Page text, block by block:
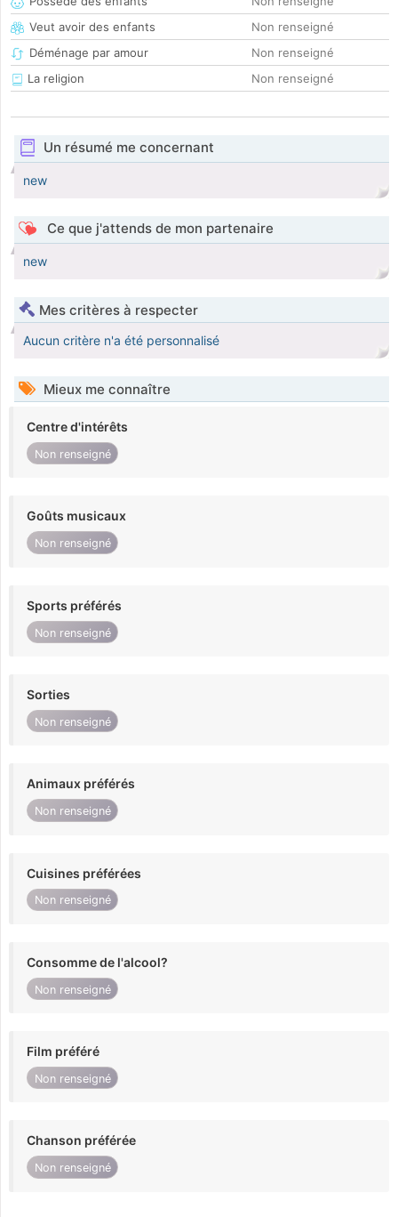
Veut avoir des enfants
Non renseigné
Déménage par amour
Non renseigné
La religion
Non renseigné
Un résumé me concernant
new
Ce que j'attends de mon partenaire
new
Mes critères à respecter
Aucun critère n'a été personnalisé
Mieux me connaître
Centre d'intérêts
Non renseigné
Goûts musicaux
Non renseigné
Sports préférés
Non renseigné
Sorties
Non renseigné
Animaux préférés
Non renseigné
Cuisines préférées
Non renseigné
Consomme de l'alcool?
Non renseigné
Film préféré
Non renseigné
Chanson préférée
Non renseigné